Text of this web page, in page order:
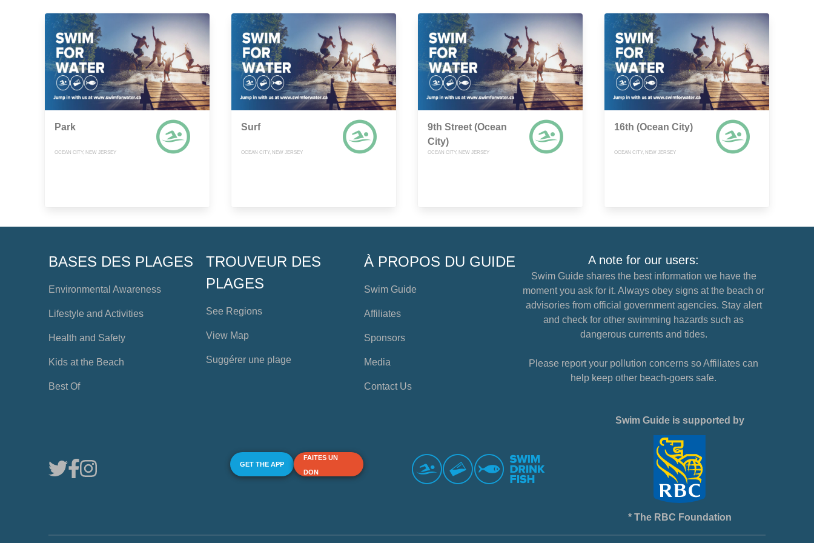
Park
OCEAN CITY, NEW JERSEY
Surf
OCEAN CITY, NEW JERSEY
9th Street (Ocean
City)
OCEAN CITY, NEW JERSEY
16th (Ocean City)
OCEAN CITY, NEW JERSEY
BASES DES PLAGES
Environmental Awareness
Lifestyle and Activities
Health and Safety
Kids at the Beach
Best Of
TROUVEUR DES
PLAGES
See Regions
View Map
Suggérer une plage
À PROPOS DU GUIDE
Swim Guide
Affiliates
Sponsors
Media
Contact Us
A note for our users:
Swim Guide shares the best information we have the
moment you ask for it. Always obey signs at the beach or
advisories from official government agencies. Stay alert
and check for other swimming hazards such as
dangerous currents and tides.
Please report your pollution concerns so Affiliates can
help keep other beach-goers safe.
GET THE APP
FAITES UN
DON
Swim Guide is supported by
* The RBC Foundation